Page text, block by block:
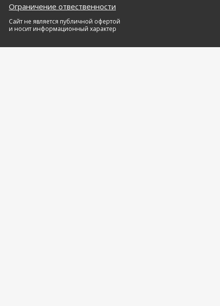
Ограничение отвественности
Сайт не является публичной офертой
и носит информационный характер